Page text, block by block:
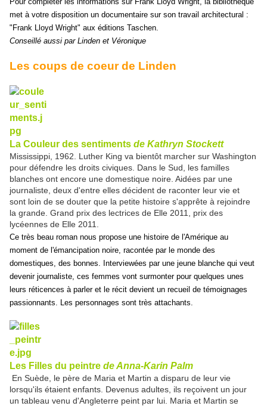
met à votre disposition un documentaire sur son travail architectural :
"Frank Lloyd Wright" aux éditions Taschen.
Conseillé aussi par Linden et Véronique
Les coups de coeur de Linden
La Couleur des sentiments de Kathryn Stockett
Mississippi, 1962. Luther King va bientôt marcher sur Washington
pour défendre les droits civiques. Dans le Sud, les familles
blanches ont encore une domestique noire. Aidées par une
journaliste, deux d'entre elles décident de raconter leur vie et
sont loin de se douter que la petite histoire s'apprête à rejoindre
la grande. Grand prix des lectrices de Elle 2011, prix des
lycéennes de Elle 2011.
Ce très beau roman nous propose une histoire de l'Amérique au
moment de l'émancipation noire, racontée par le monde des
domestiques, des bonnes. Interviewées par une jeune blanche qui veut
devenir journaliste, ces femmes vont surmonter pour quelques unes
leurs réticences à parler et le récit devient un recueil de témoignages
passionnants. Les personnages sont très attachants.
Les Filles du peintre de Anna-Karin Palm
En Suède, le père de Maria et Martin a disparu de leur vie
lorsqu'ils étaient enfants. Devenus adultes, ils reçoivent un jour
un tableau venu d'Angleterre peint par lui. Maria et Martin se